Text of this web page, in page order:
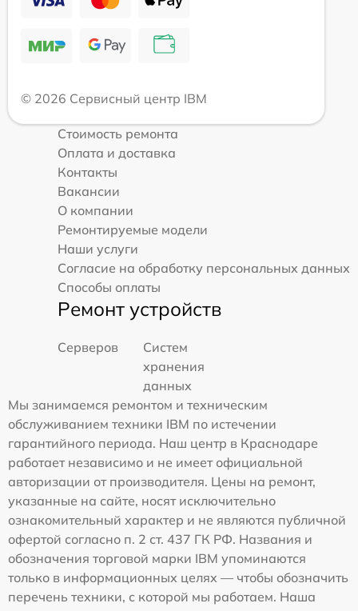
© 2026 Сервисный центр IBM
Стоимость ремонта
Оплата и доставка
Контакты
Вакансии
О компании
Ремонтируемые модели
Наши услуги
Согласие на обработку персональных данных
Способы оплаты
Ремонт устройств
Серверов
Систем
хранения
данных
Мы занимаемся ремонтом и техническим
обслуживанием техники IBM по истечении
гарантийного периода. Наш центр в Краснодаре
работает независимо и не имеет официальной
авторизации от производителя. Цены на ремонт,
указанные на сайте, носят исключительно
ознакомительный характер и не являются публичной
офертой согласно п. 2 ст. 437 ГК РФ. Названия и
обозначения торговой марки IBM упоминаются
только в информационных целях — чтобы обозначить
перечень техники, с которой мы работаем. Наша